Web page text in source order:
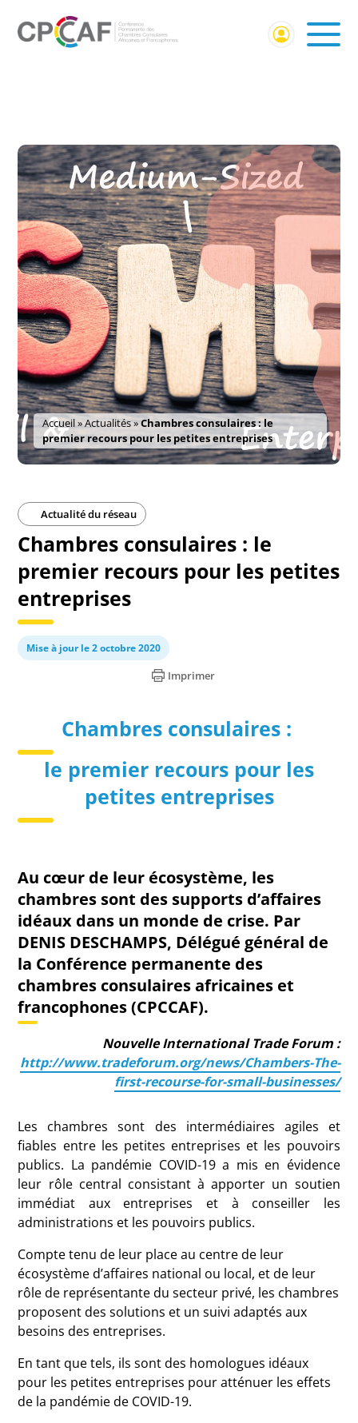
Accueil»Actualités»Chambres consulaires : le
premier recours pour les petites entreprises
Actualité du réseau
Chambres consulaires : le
premier recours pour les petites
entreprises
Mise à jour le 2 octobre 2020
Imprimer
Chambres consulaires :
le premier recours pour les
petites entreprises
Au cœur de leur écosystème, les
chambres sont des supports d’affaires
idéaux dans un monde de crise. Par
DENIS DESCHAMPS, Délégué général de
la Conférence permanente des
chambres consulaires africaines et
francophones (CPCCAF).
Nouvelle International Trade Forum :
http://www.tradeforum.org/news/Chambers-The-
first-recourse-for-small-businesses/
Les chambres sont des intermédiaires agiles et
fiables entre les petites entreprises et les pouvoirs
publics. La pandémie COVID-19 a mis en évidence
leur rôle central consistant à apporter un soutien
immédiat aux entreprises et à conseiller les
administrations et les pouvoirs publics.
Compte tenu de leur place au centre de leur
écosystème d’affaires national ou local, et de leur
rôle de représentante du secteur privé, les chambres
proposent des solutions et un suivi adaptés aux
besoins des entreprises.
En tant que tels, ils sont des homologues idéaux
pour les petites entreprises pour atténuer les effets
de la pandémie de COVID-19.